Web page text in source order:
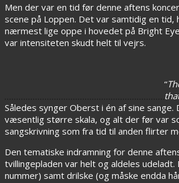
Men der var en tid før denne aftens
scene på Loppen. Det var samtidig en
nærmest lige oppe i hovedet på Bright
var intensiteten skudt helt til vejrs.
“
Således synger Oberst i én af sine
væsentlig større skala, og alt der før var
sangskrivning som fra tid til anden flirter
Den tematiske indramning for denne
tvillingepladen var helt og aldeles
nummer) samt drilske (og måske endda